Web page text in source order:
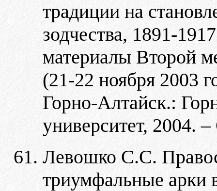
традиции на
зодчества, 1891-
материалы Второй
(21-22 ноября 2003
Горно-Алтайск.:
университет, 2004.
Левошко С.С.
триумфальные арки